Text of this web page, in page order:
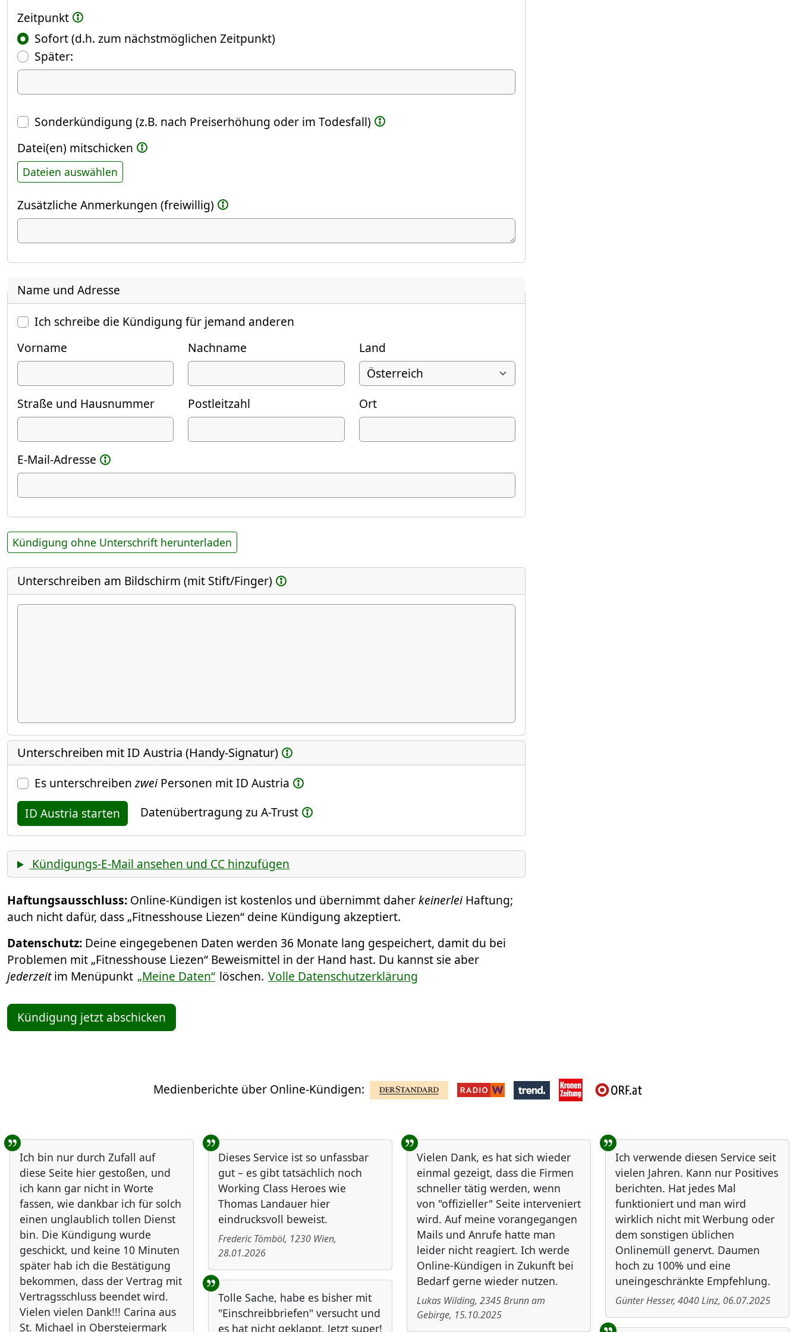
Zeitpunkt
Sofort (d.h. zum nächstmöglichen Zeitpunkt)
Später:(Fokus springt automatisch ins nächste Feld)
Datum
Sonderkündigung (z.B. nach Preiserhöhung oder im Todesfall)
Datei(en) mitschicken
Dateien auswählen
Zusätzliche Anmerkungen (freiwillig)
Name und Adresse
Ich schreibe die Kündigung für jemand anderen
Vorname
Nachname Land
Straße und Hausnummer Postleitzahl Ort
E-Mail-Adresse
Kündigung ohne Unterschrift herunterladen
Unterschreiben am Bildschirm (mit Stift/Finger)
Unterschreiben mit ID Austria (Handy-Signatur)
Es unterschreibenzweiPersonen mit ID Austria
ID Austria starten
Datenübertragung zu A-Trust
Kündigungs-E-Mail ansehen und CC hinzufügen
Haftungsausschluss: Online-Kündigen ist kostenlos und übernimmt daherkeinerlei Haftung;
auch nicht dafür, dass „Fitnesshouse Liezen“ deine Kündigung akzeptiert.
Datenschutz: Deine eingegebenen Daten werden 36 Monate lang gespeichert, damit du bei
Problemen mit „Fitnesshouse Liezen“ Beweismittel in der Hand hast. Du kannst sie aber
jederzeitim Menüpunkt „Meine Daten“ löschen. Volle Datenschutzerklärung
Kündigung jetzt abschicken
Medienberichte über Online-Kündigen:
Benutzer-Rückmeldungen
Ich bin nur durch Zufall auf
diese Seite hier gestoßen, und
ich kann gar nicht in Worte
fassen, wie dankbar ich für solch
einen unglaublich tollen Dienst
bin. Die Kündigung wurde
geschickt, und keine 10 Minuten
später hab ich die Bestätigung
bekommen, dass der Vertrag mit
Vertragsschluss beendet wird.
Vielen vielen Dank!!! Carina aus
St. Michael in Obersteiermark
Dieses Service ist so unfassbar
gut – es gibt tatsächlich noch
Working Class Heroes wie
Thomas Landauer hier
eindrucksvoll beweist.
Frederic Tömböl, 1230 Wien,
28.01.2026
Vielen Dank, es hat sich wieder
einmal gezeigt, dass die Firmen
schneller tätig werden, wenn
von "offizieller" Seite interveniert
wird. Auf meine vorangegangen
Mails und Anrufe hatte man
leider nicht reagiert. Ich werde
Online-Kündigen in Zukunft bei
Bedarf gerne wieder nutzen.
Lukas Wilding, 2345Brunn am
Gebirge, 15.10.2025
Ich verwende diesen Service seit
vielen Jahren. Kann nur Positives
berichten. Hat jedes Mal
funktioniert und man wird
wirklich nicht mit Werbung oder
dem sonstigen üblichen
Onlinemüll genervt. Daumen
hoch zu 100% und eine
uneingeschränkte Empfehlung.
Günter Hesser, 4040Linz, 06.07.2025
Tolle Sache, habe es bisher mit
"Einschreibbriefen" versucht und
es hat nicht geklappt. Jetzt super!